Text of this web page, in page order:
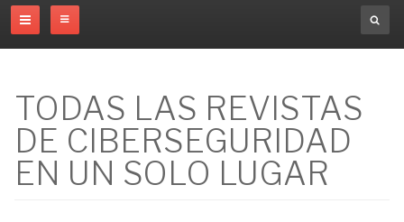
TODAS LAS REVISTAS
DE CIBERSEGURIDAD
EN UN SOLO LUGAR